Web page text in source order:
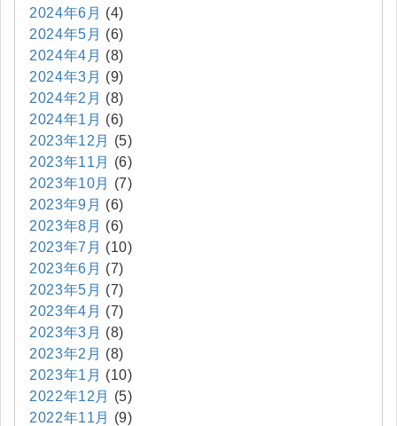
2024年6月 (4)
2024年5月 (6)
2024年4月 (8)
2024年3月 (9)
2024年2月 (8)
2024年1月 (6)
2023年12月
(5)
2023年11月
(6)
2023年10月
(7)
2023年9月 (6)
2023年8月 (6)
2023年7月 (10)
2023年6月 (7)
2023年5月 (7)
2023年4月 (7)
2023年3月 (8)
2023年2月 (8)
2023年1月 (10)
2022年12月
(5)
2022年11月
(9)